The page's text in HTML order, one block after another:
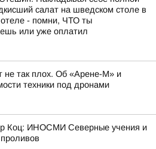
салат на шведском столе в
отеле - помни, ЧТО ты
или уже оплатил
не так плох. Об «Арене-М» и
техники под дронами
Коц: ИНОСМИ Северные учения и